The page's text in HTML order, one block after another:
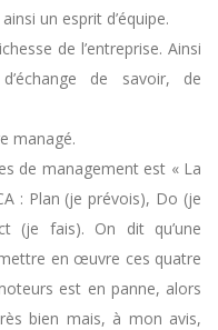
un esprit d’équipe.
de l’entreprise. Ainsi
de savoir, de
managé.
de management est « La
: Plan (je prévois), Do (je
(je fais). On dit qu’une
en œuvre ces quatre
est en panne, alors
bien mais, à mon avis,